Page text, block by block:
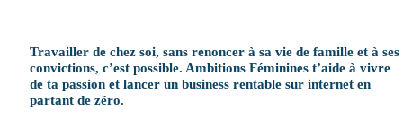
Travailler de chez soi, sans renoncer à sa vie de famille et à ses
convictions, c’est possible. Ambitions Féminines t’aide à vivre
de ta passion et lancer un business rentable sur internet en
partant de zéro.